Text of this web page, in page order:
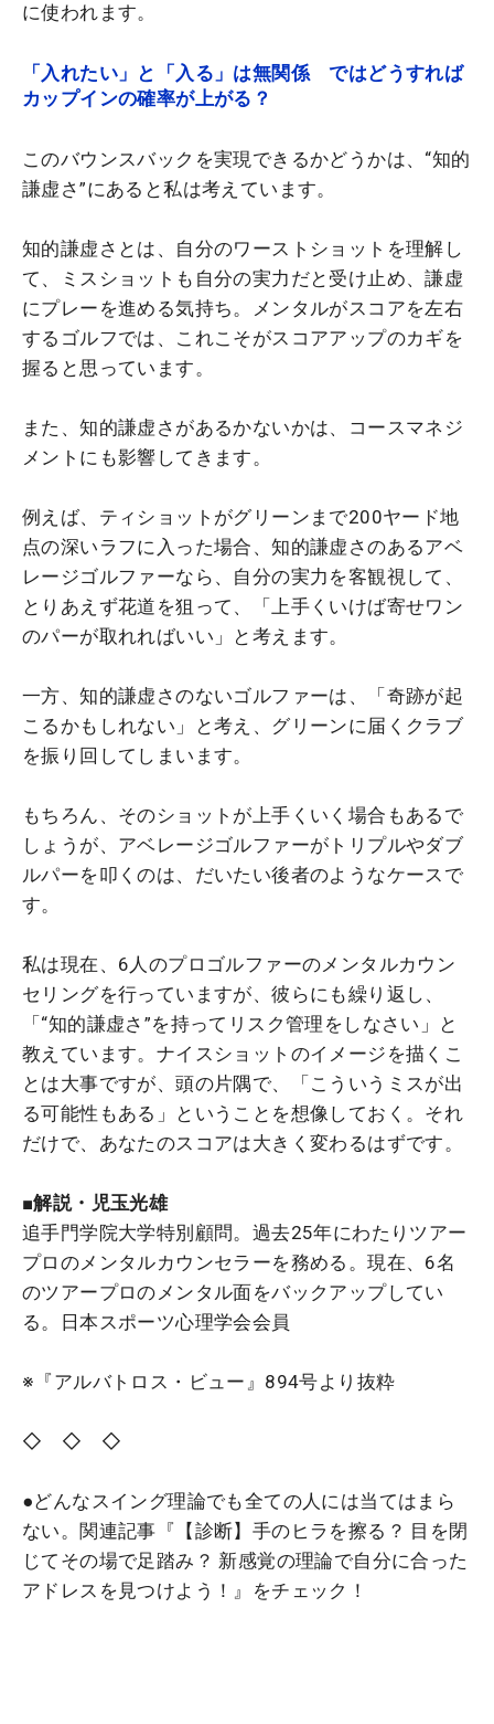
に使われます。
「入れたい」と「入る」は無関係 ではどうすれば
カップインの確率が上がる？
このバウンスバックを実現できるかどうかは、“知的
謙虚さ”にあると私は考えています。
知的謙虚さとは、自分のワーストショットを理解し
て、ミスショットも自分の実力だと受け止め、謙虚
にプレーを進める気持ち。メンタルがスコアを左右
するゴルフでは、これこそがスコアアップのカギを
握ると思っています。
また、知的謙虚さがあるかないかは、コースマネジ
メントにも影響してきます。
例えば、ティショットがグリーンまで200ヤード地
点の深いラフに入った場合、知的謙虚さのあるアベ
レージゴルファーなら、自分の実力を客観視して、
とりあえず花道を狙って、「上手くいけば寄せワン
のパーが取れればいい」と考えます。
一方、知的謙虚さのないゴルファーは、「奇跡が起
こるかもしれない」と考え、グリーンに届くクラブ
を振り回してしまいます。
もちろん、そのショットが上手くいく場合もあるで
しょうが、アベレージゴルファーがトリプルやダブ
ルパーを叩くのは、だいたい後者のようなケースで
す。
私は現在、6人のプロゴルファーのメンタルカウン
セリングを行っていますが、彼らにも繰り返し、
「“知的謙虚さ”を持ってリスク管理をしなさい」と
教えています。ナイスショットのイメージを描くこ
とは大事ですが、頭の片隅で、「こういうミスが出
る可能性もある」ということを想像しておく。それ
だけで、あなたのスコアは大きく変わるはずです。
■解説・児玉光雄
追手門学院大学特別顧問。過去25年にわたりツアー
プロのメンタルカウンセラーを務める。現在、6名
のツアープロのメンタル面をバックアップしてい
る。日本スポーツ心理学会会員
※『アルバトロス・ビュー』894号より抜粋
◇ ◇ ◇
●どんなスイング理論でも全ての人には当てはまら
ない。関連記事『【診断】手のヒラを擦る？ 目を閉
じてその場で足踏み？ 新感覚の理論で自分に合った
アドレスを見つけよう！』をチェック！